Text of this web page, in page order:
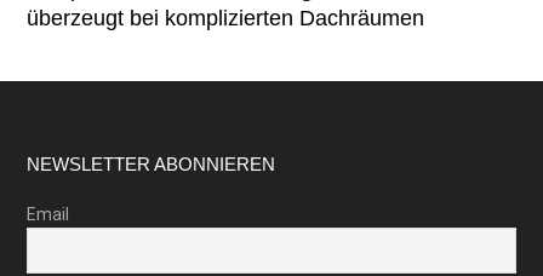
überzeugt bei komplizierten Dachräumen
Footer
NEWSLETTER ABONNIEREN
Email